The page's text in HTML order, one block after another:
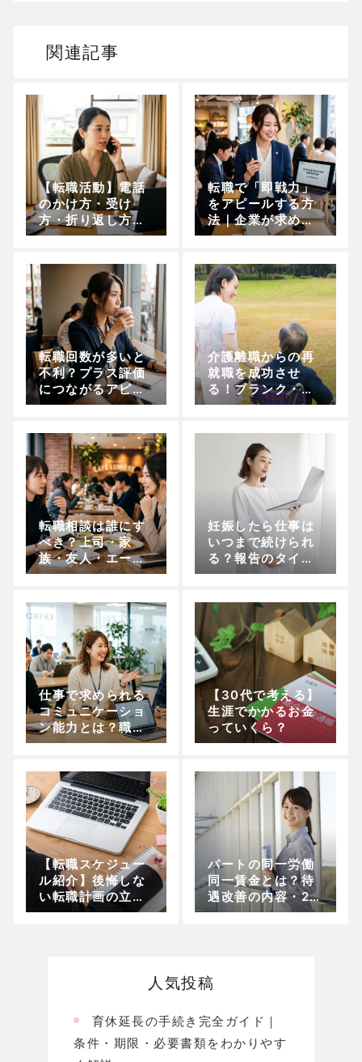
関連記事
【転職活動】電話
のかけ方・受け
方・折り返し方完
全ガイド｜例文付
徹底解説
転職で「即戦力」
をアピールする方
法｜企業が求める
理由・準備・ケー
解説
転職回数が多いと
不利？プラス評価
につながるアピー
ル方法を徹底解説
介護離職からの再
就職を成功させ
る！ブランク・年
齢・介護との両立
完全ガイド【2025
年最新】
転職相談は誰にす
べき？上司・家
族・友人・エージ
ェント別のメリッ
妊娠したら仕事は
いつまで続けられ
る？報告のタイミ
ング・使える制
を徹底ガイド
仕事で求められる
コミュニケーショ
ン能力とは？職種
別の特徴・4つの
伸ばし方を徹底解
説
【30代で考える】
生涯でかかるお金
っていくら？
【転職スケジュー
ル紹介】後悔しな
い転職計画の立て
方解説
パートの同一労働
同一賃金とは？待
遇改善の内容・20
25年の実態・無期
人気投稿
育休延長の手続き完全ガイド｜
条件・期限・必要書類をわかりやす